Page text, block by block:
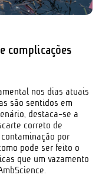
complicações
nos dias atuais
são sentidos em
destaca-se a
correto de
por
pode ser feito o
que um vazamento